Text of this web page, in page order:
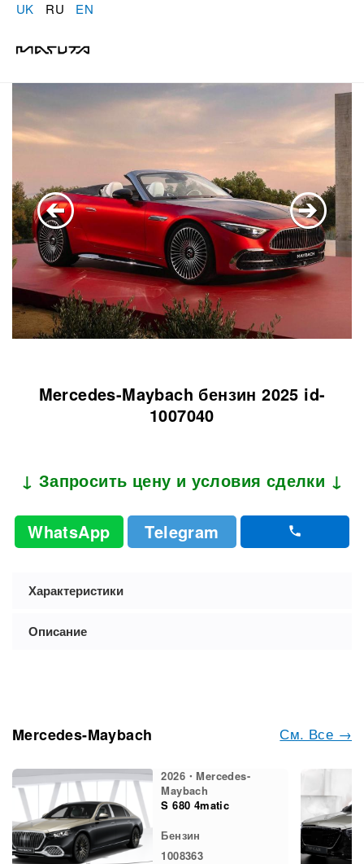
UK RU EN
Mercedes-Maybach бензин 2025 id-
1007040
↓ Запросить цену и условия сделки ↓
WhatsApp Telegram
Характеристики
Описание
См. Все →
Mercedes-Maybach
2026・Mercedes-
Maybach
S 680 4matic
Бензин
1008363